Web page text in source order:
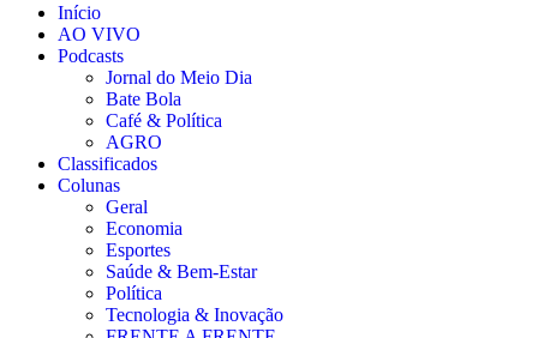
Início
AO VIVO
Podcasts
Jornal do Meio Dia
Bate Bola
Café & Política
AGRO
Classificados
Colunas
Geral
Economia
Esportes
Saúde & Bem-Estar
Política
Tecnologia & Inovação